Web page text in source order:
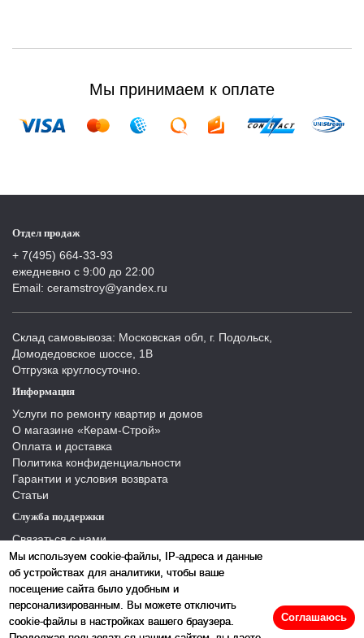
Мы используем cookie-файлы, IP-адреса и данные
об устройствах для аналитики, чтобы ваше
посещение сайта было удобным и
персонализированным. Вы можете отключить
cookie-файлы в настройках вашего браузера.
Соглашаюсь
Мы принимаем к оплате
Отдел продаж
+ 7(495) 664-33-93
ежедневно с 9:00 до 22:00
Email: ceramstroy@yandex.ru
Склад самовывоза: Московская обл, г. Подольск,
Домодедовское шоссе, 1В
Отгрузка круглосуточно.
Информация
Услуги по ремонту квартир и домов
О магазине «Керам-Строй»
Оплата и доставка
Политика конфиденциальности
Гарантии и условия возврата
Статьи
Служба поддержки
Связаться с нами
Отзывы
Производители
Карта сайта